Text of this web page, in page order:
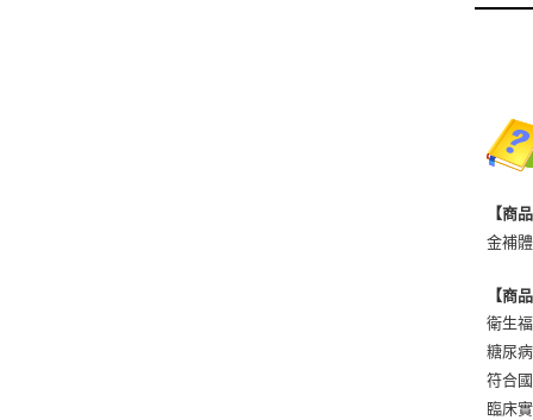
【商
金補
【商
衛生
糖尿
符合
臨床